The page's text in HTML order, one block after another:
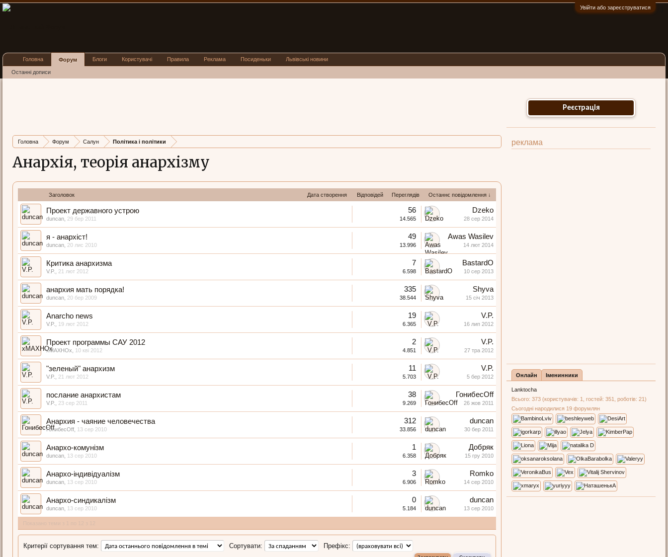
Увійти або зареєструватися
Головна Форум Салун Політика і політики
Анархія, теорія анархізму
Заголовок Дата створення Відповідей Переглядів Останнє повідомлення ↓
Проект державного устрою
duncan 29 бер 2011
56
14.565
Dzeko
28 сер 2014
я - анархіст!
duncan 20 лис 2010
49
13.996
Awas Wasilev
14 лют 2014
Критика анархизма
V.P. 21 лют 2012
7
6.598
BastardO
10 сер 2013
анархия мать порядка!
duncan 20 бер 2009
335
38.544
Shyva
15 січ 2013
Anarcho news
V.P. 19 лют 2012
19
6.365
V.P.
16 лип 2012
Проект программы САУ 2012
xMAXHOx 10 кві 2012
2
4.851
V.P.
27 тра 2012
"зеленый" анархизм
V.P. 21 лют 2012
11
5.703
V.P.
5 бер 2012
послание анархистам
V.P. 23 сер 2011
38
9.269
ГонибесOff
26 жов 2011
Анархия - чаяние человечества
ГонибесOff 13 сер 2010
312
33.856
duncan
30 бер 2011
Анархо-комунізм
duncan 13 сер 2010
1
6.358
Добряк
15 гру 2010
Анархо-індивідуалізм
duncan 13 сер 2010
3
6.906
Romko
14 сер 2010
Анархо-синдикалізм
duncan 13 сер 2010
0
5.184
duncan
13 сер 2010
Критерії сортування тем: Сортувати: Префікс:
Реєстрація
реклама
Онлайн Іменинники
Lanktocha
Всього: 373 (користувачів: 1, гостей: 351, роботів: 21)
Сьогодні народилися 19 форумлян
Головна Форум
Останні дописи
Блоги Користувачі Правила Реклама Посиденьки Львівські новини